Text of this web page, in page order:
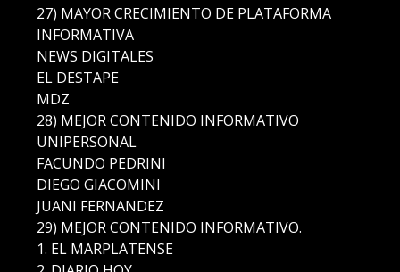
27) MAYOR CRECIMIENTO DE PLATAFORMA
INFORMATIVA
NEWS DIGITALES
EL DESTAPE
MDZ
28) MEJOR CONTENIDO INFORMATIVO
UNIPERSONAL
FACUNDO PEDRINI
DIEGO GIACOMINI
JUANI FERNANDEZ
29) MEJOR CONTENIDO INFORMATIVO.
1. EL MARPLATENSE